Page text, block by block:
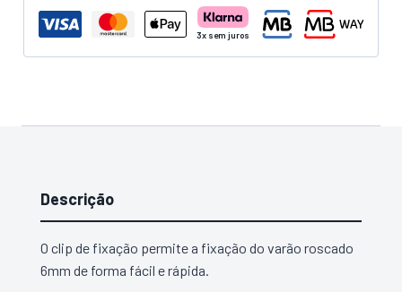
Horizontal
Descrição
O clip de fixação permite a fixação do varão roscado
6mm de forma fácil e rápida.